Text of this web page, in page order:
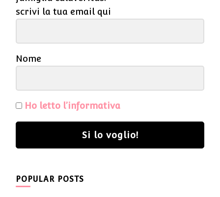
scrivi la tua email qui
Nome
Ho letto l’informativa
Si lo voglio!
POPULAR POSTS